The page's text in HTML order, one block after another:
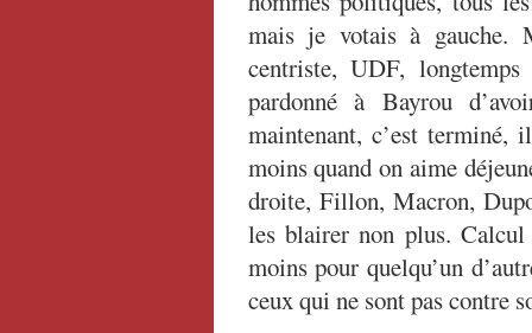
mais je votais à gauche.
centriste, UDF,
pardonné à Bayrou
maintenant, c’est
moins quand on aime
droite, Fillon, Macron,
les blairer non plus.
moins pour quelqu’un
ceux qui ne sont pas contre